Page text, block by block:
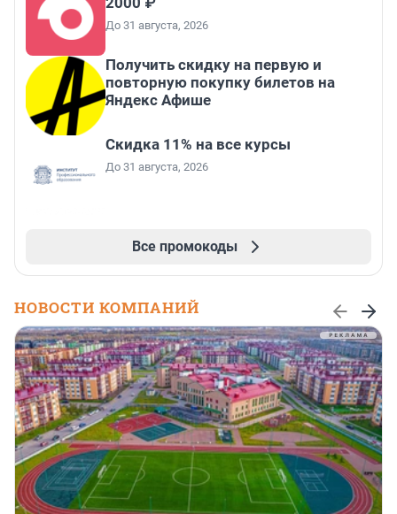
До 31 августа, 2026
Получить скидку на первую и
повторную покупку билетов на
Яндекс Афише
Скидка 11% на все курсы
До 31 августа, 2026
Все промокоды
НОВОСТИ КОМПАНИЙ